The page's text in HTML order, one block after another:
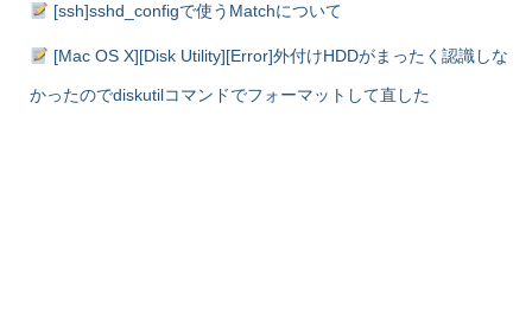
[ssh]sshd_configで使うMatchについて
[Mac OS X][Disk Utility][Error]外付けHDDがまったく認識しな
かったのでdiskutilコマンドでフォーマットして直した